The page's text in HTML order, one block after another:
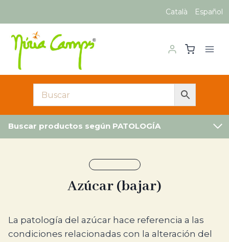
contenido
Català Español
Buscar productos según PATOLOGÍA
Azúcar (bajar)
La patología del azúcar hace referencia a las
condiciones relacionadas con la alteración del